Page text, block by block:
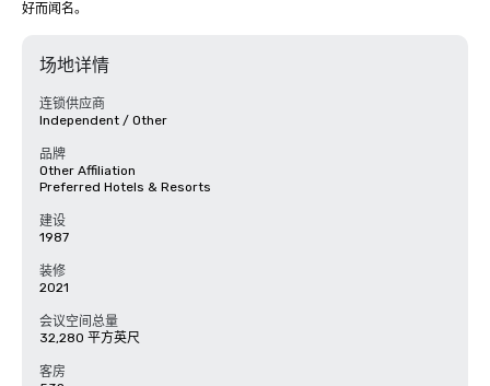
好而闻名。
场地详情
连锁供应商
Independent / Other
品牌
Other Affiliation
Preferred Hotels & Resorts
建设
1987
装修
2021
会议空间总量
32,280 平方英尺
客房